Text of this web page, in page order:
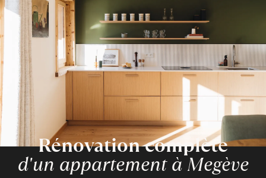
Rénovation complète
d'un appartement à Megève